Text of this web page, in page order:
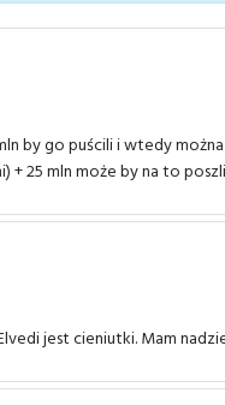
by go puścili i wtedy
25 mln może by na to
jest cieniutki. Mam